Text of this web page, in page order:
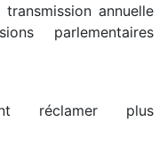
annuelle
parlementaires
réclamer plus